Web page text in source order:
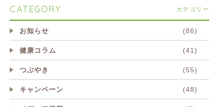
CATEGORY カテゴリー
お知らせ (86)
健康コラム (41)
つぶやき (55)
キャンペーン (48)